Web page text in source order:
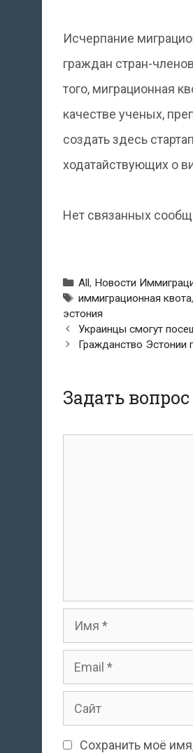
Исчерпание
граждан стран-
того, миграционная
качестве ученых,
создать здесь
ходатайствующих о
Нет связанных
Рубрики
All, Новости
Метки
иммиграционная квота
эстония
Навигация
по
Украинцы смогут
Гражданство Эстонии
Задать
Имя
Email
Сайт
Сохранить моё